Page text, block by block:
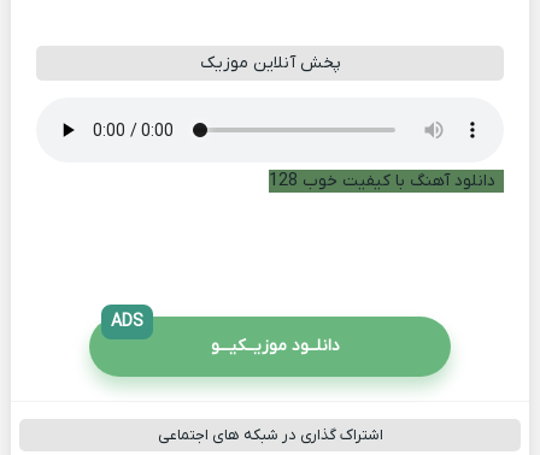
پخش آنلاین موزیک
دانلود آهنگ با کیفیت خوب 128
دانلــود موزیــکیـــو
ADS
اشتراک گذاری در شبکه های اجتماعی